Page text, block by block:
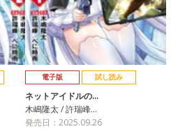
電子版 試し読み
ネットアイドルの…
木嶋隆太 / 許瑞峰…
発売日：2025.09.26